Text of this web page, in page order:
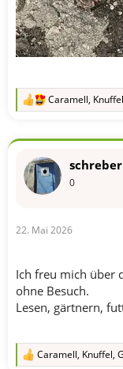
R
k
o
:
Caramell, Knuffel
0
22. Mai 2026
Ich freu mich über
ohne Besuch.
Lesen, gärtnern,
R
Caramell, Knuffel,